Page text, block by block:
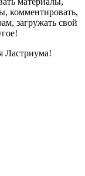
комментировать,
загружать свой
Ластриума!